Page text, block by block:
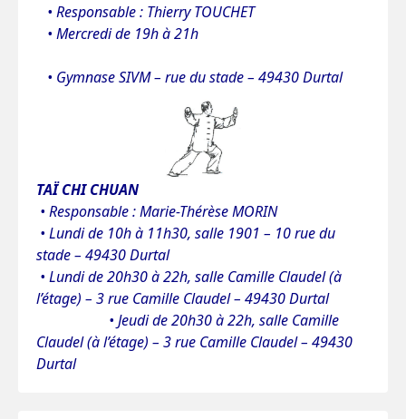
• Responsable : Thierry TOUCHET
• Mercredi de 19h à 21h
• Gymnase SIVM – rue du stade – 49430 Durtal
TAÏ CHICHUAN
• Responsable : Marie-Thérèse MORIN
• Lundi de 10h à 11h30, salle 1901 – 10 rue du
stade – 49430 Durtal
• Lundi de 20h30 à 22h, salle Camille Claudel (à
l’étage) – 3 rue Camille Claudel – 49430 Durtal
• Jeudi de 20h30 à 22h, salle Camille
Claudel (à l’étage) – 3 rue Camille Claudel – 49430
Durtal